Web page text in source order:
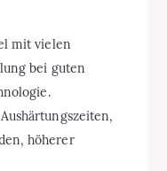
mit vielen
bei guten
höherer